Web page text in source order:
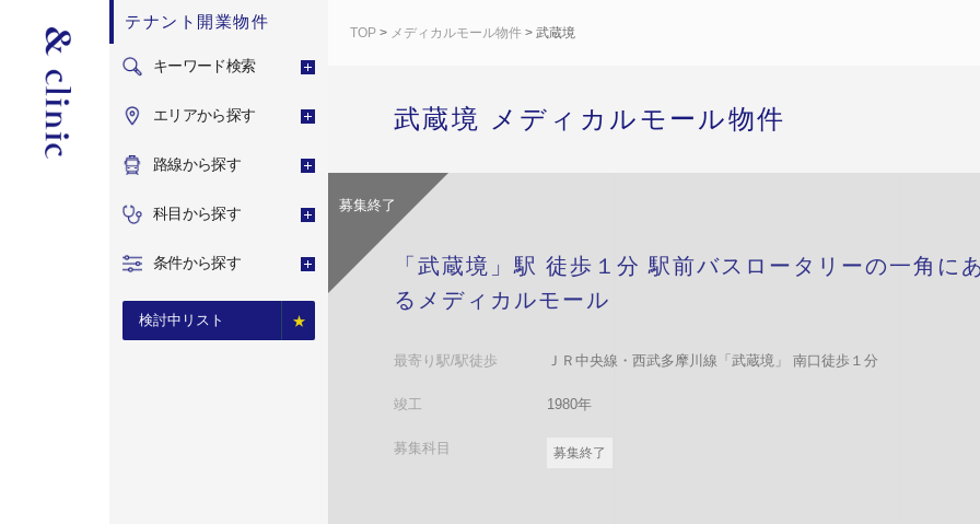
テナント開業物件
キーワード検索
エリアから探す
路線から探す
科目から探す
条件から探す
検討中リスト
TOP > メディカルモール物件 > 武蔵境
武蔵境 メディカルモール物件
「武蔵境」駅 徒歩１分 駅前バスロータリーの一角に
るメディカルモール
最寄り駅/駅徒歩 ＪＲ中央線・西武多摩川線「武蔵境」 南口徒歩１分
竣工 1980年
募集科目 募集終了
募集終了